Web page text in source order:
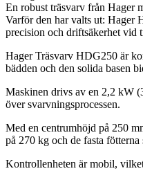
En robust träsvarv från Hager
Varför den har valts ut: Hager
precision och driftsäkerhet vid
Hager Träsvarv HDG250 är
bädden och den solida basen
Maskinen drivs av en 2,2 kW
över svarvningsprocessen.
Med en centrumhöjd på 250
på 270 kg och de fasta
Kontrollenheten är mobil,